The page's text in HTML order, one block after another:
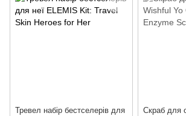
Тревел набір бестселерів для
Скраб для